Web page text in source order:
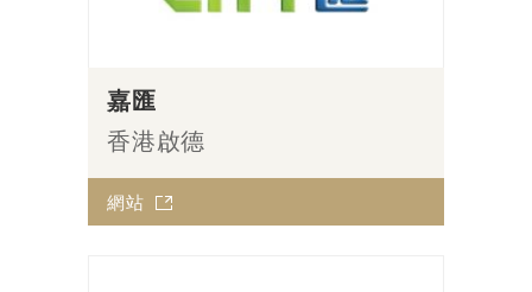
嘉匯
香港啟德
網站